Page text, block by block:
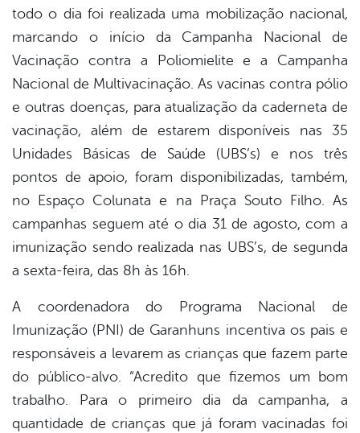
todo o dia foi realizada uma mobilização nacional,
marcando o início da Campanha Nacional de
Vacinação contra a Poliomielite e a Campanha
Nacional de Multivacinação. As vacinas contra pólio
e outras doenças, para atualização da caderneta de
vacinação, além de estarem disponíveis nas 35
Unidades Básicas de Saúde (UBS’s) e nos três
pontos de apoio, foram disponibilizadas, também,
no Espaço Colunata e na Praça Souto Filho. As
campanhas seguem até o dia 31 de agosto, com a
imunização sendo realizada nas UBS’s, de segunda
a sexta-feira, das 8h às 16h.
A coordenadora do Programa Nacional de
Imunização (PNI) de Garanhuns incentiva os pais e
responsáveis a levarem as crianças que fazem parte
do público-alvo. “Acredito que fizemos um bom
trabalho. Para o primeiro dia da campanha, a
quantidade de crianças que já foram vacinadas foi